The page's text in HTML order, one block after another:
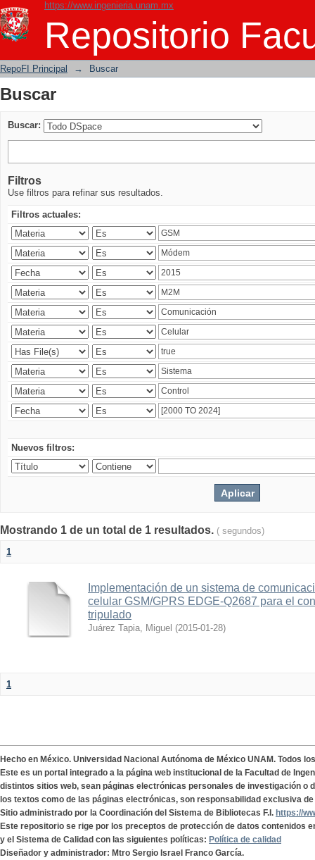
https://www.ingenieria.unam.mx
Repositorio
Buscar
RepoFI Principal → Buscar
Buscar
Buscar:
Filtros
Use filtros para refinar sus resultados.
Filtros actuales:
Nuevos filtros:
Mostrando 1 de un total de 1 resultados. ( segundos)
1
Implementación de un sistema de
celular GSM/GPRS EDGE-Q2687 para el
tripulado
Juárez Tapia, Miguel (2015-01-28)
1
Hecho en México. Universidad Nacional Autónoma de México UNAM. Todos
Este es un portal integrado a la página web institucional de la Facultad de
distintos sitios web, sean páginas electrónicas personales de investigación o
los textos como de las páginas electrónicas, son responsabilidad exclusiva
Sitio administrado por la Coordinación del Sistema de Bibliotecas F.I. https://
Este repositorio se rige por los preceptos de protección de datos contenidos
y el Sistema de Calidad con las siguientes políticas: Política de calidad
Diseñador y administrador: Mtro Sergio Israel Franco García.